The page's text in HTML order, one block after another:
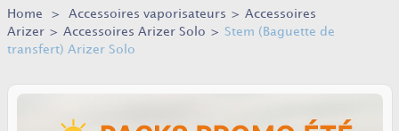
Home > Accessoires vaporisateurs > Accessoires
Arizer > Accessoires Arizer Solo > Stem (Baguette de
transfert) Arizer Solo